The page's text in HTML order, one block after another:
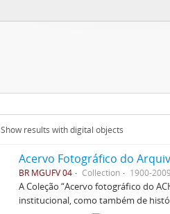
Show results with digital objects
Acervo Fotográfico do
BR MGUFV 04 Collection 1900-2009
A Coleção “Acervo fotográfico do
institucional, como também de